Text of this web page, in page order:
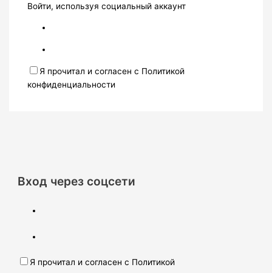
Войти, используя социальный аккаунт
Я прочитал и согласен с Политикой
конфиденциальности
Вход через соцсети
Я прочитал и согласен с Политикой